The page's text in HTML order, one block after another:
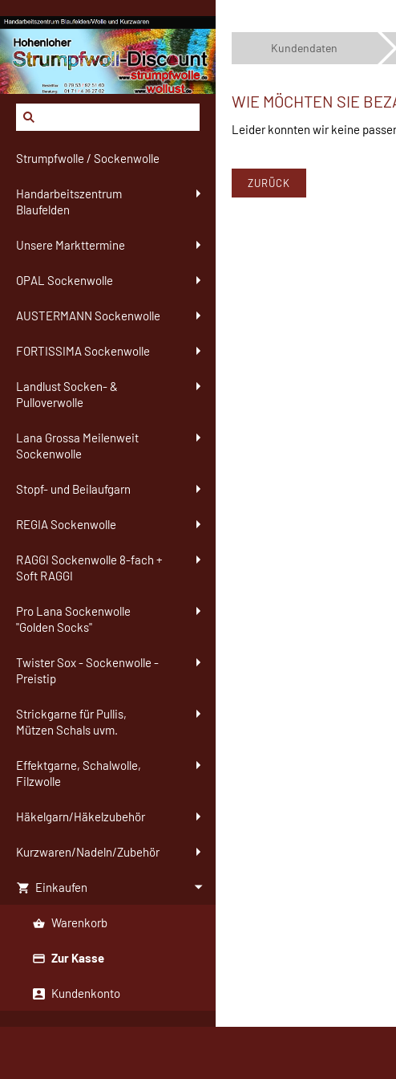
Strumpfwolle / Sockenwolle
Handarbeitszentrum
Blaufelden
Unsere Markttermine
OPAL Sockenwolle
AUSTERMANN Sockenwolle
FORTISSIMA Sockenwolle
Landlust Socken- &
Pulloverwolle
Lana Grossa Meilenweit
Sockenwolle
Stopf- und Beilaufgarn
REGIA Sockenwolle
RAGGI Sockenwolle 8-fach +
Soft RAGGI
Pro Lana Sockenwolle
"Golden Socks"
Twister Sox - Sockenwolle -
Preistip
Strickgarne für Pullis,
Mützen Schals uvm.
Effektgarne, Schalwolle,
Filzwolle
Häkelgarn/Häkelzubehör
Kurzwaren/Nadeln/Zubehör
Einkaufen
Warenkorb
Zur Kasse
Kundenkonto
Kundendaten
WIE MÖCHTEN SIE
Leider konnten wir keine
ZURÜCK